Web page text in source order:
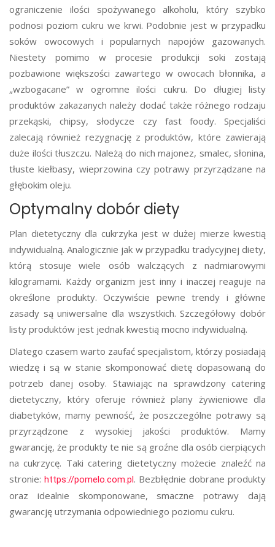
ograniczenie ilości spożywanego alkoholu, który szybko
podnosi poziom cukru we krwi. Podobnie jest w przypadku
soków owocowych i popularnych napojów gazowanych.
Niestety pomimo w procesie produkcji soki zostają
pozbawione większości zawartego w owocach błonnika, a
„wzbogacane” w ogromne ilości cukru. Do długiej listy
produktów zakazanych należy dodać także różnego rodzaju
przekąski, chipsy, słodycze czy fast foody. Specjaliści
zalecają również rezygnację z produktów, które zawierają
duże ilości tłuszczu. Należą do nich majonez, smalec, słonina,
tłuste kiełbasy, wieprzowina czy potrawy przyrządzane na
głębokim oleju.
Optymalny dobór diety
Plan dietetyczny dla cukrzyka jest w dużej mierze kwestią
indywidualną. Analogicznie jak w przypadku tradycyjnej diety,
którą stosuje wiele osób walczących z nadmiarowymi
kilogramami. Każdy organizm jest inny i inaczej reaguje na
określone produkty. Oczywiście pewne trendy i główne
zasady są uniwersalne dla wszystkich. Szczegółowy dobór
listy produktów jest jednak kwestią mocno indywidualną.
Dlatego czasem warto zaufać specjalistom, którzy posiadają
wiedzę i są w stanie skomponować dietę dopasowaną do
potrzeb danej osoby. Stawiając na sprawdzony catering
dietetyczny, który oferuje również plany żywieniowe dla
diabetyków, mamy pewność, że poszczególne potrawy są
przyrządzone z wysokiej jakości produktów. Mamy
gwarancję, że produkty te nie są groźne dla osób cierpiących
na cukrzycę. Taki catering dietetyczny możecie znaleźć na
stronie: https://pomelo.com.pl. Bezbłędnie dobrane produkty
oraz idealnie skomponowane, smaczne potrawy dają
gwarancję utrzymania odpowiedniego poziomu cukru.